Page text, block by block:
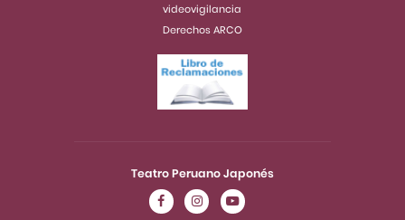
Teatro Peruano Japonés
videovigilancia
Derechos ARCO